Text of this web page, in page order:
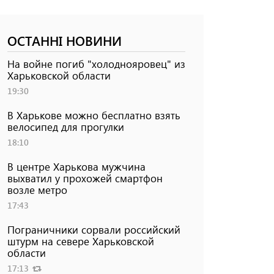
ОСТАННІ НОВИНИ
На войне погиб "холоднояровец" из
Харьковской области
19:30
В Харькове можно бесплатно взять
велосипед для прогулки
18:10
В центре Харькова мужчина
выхватил у прохожей смартфон
возле метро
17:43
Пограничники сорвали российский
штурм на севере Харьковской
области
17:13